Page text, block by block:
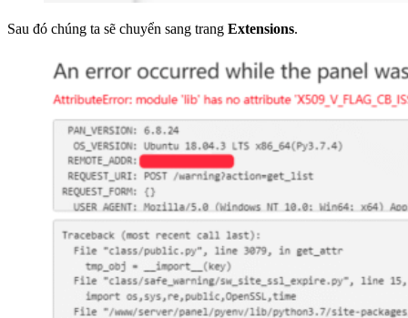
Sau đó chúng ta sẽ chuyển sang trang Extensions.